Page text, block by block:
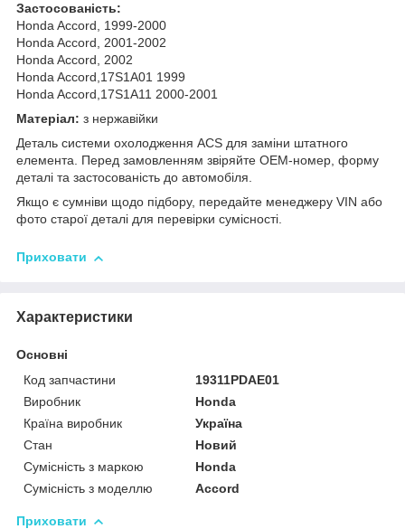
Застосованість:
Honda Accord, 1999-2000
Honda Accord, 2001-2002
Honda Accord, 2002
Honda Accord,17S1A01 1999
Honda Accord,17S1A11 2000-2001
Матеріал: з нержавійки
Деталь системи охолодження ACS для заміни штатного
елемента. Перед замовленням звіряйте OEM-номер, форму
деталі та застосованість до автомобіля.
Якщо є сумніви щодо підбору, передайте менеджеру VIN або
фото старої деталі для перевірки сумісності.
Приховати
Характеристики
Основні
Код запчастини
19311PDAE01
Виробник
Honda
Країна виробник
Україна
Стан
Новий
Сумісність з маркою
Honda
Сумісність з моделлю
Accord
Приховати